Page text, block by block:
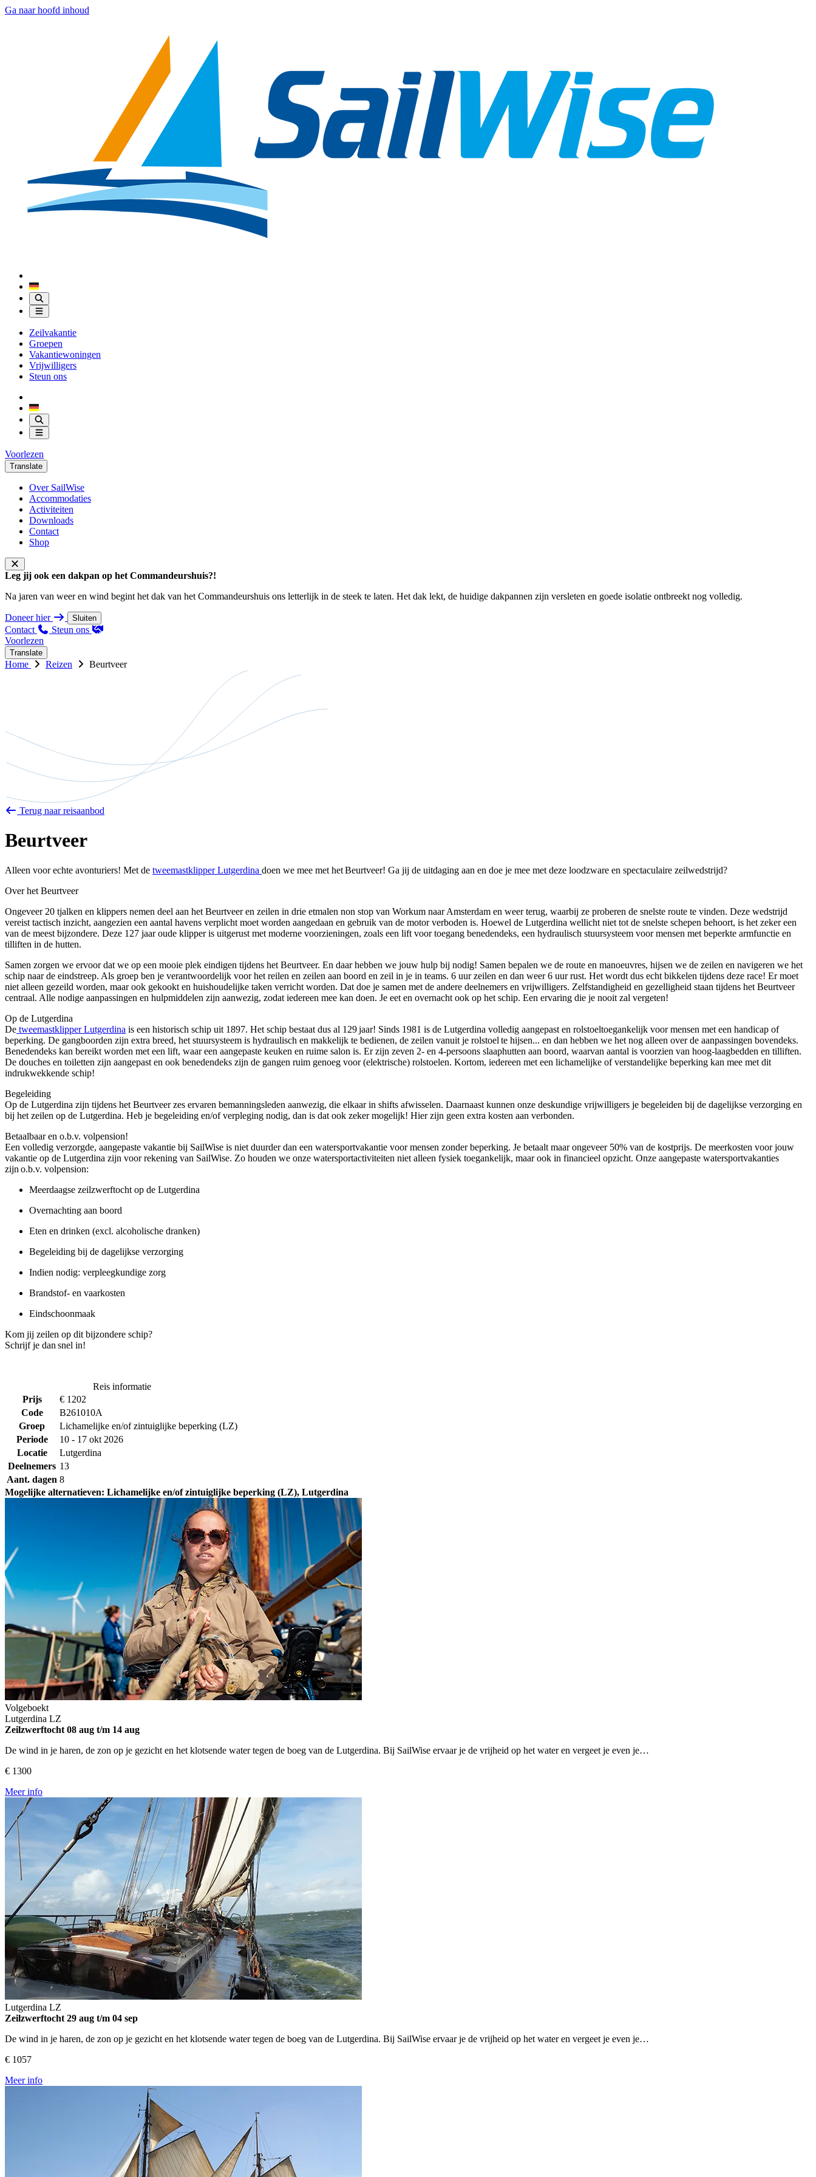
Ga naar hoofd inhoud
Zeilvakantie
Groepen
Vakantiewoningen
Vrijwilligers
Steun ons
Voorlezen
Translate
Over SailWise
Accommodaties
Activiteiten
Downloads
Contact
Shop
Leg jij ook een dakpan op het Commandeurshuis?!
Na jaren van weer en wind begint het dak van het Commandeurshuis ons letterlijk in de steek te laten. Het dak lekt, de huidige dakpannen zijn versleten en goede isolatie ontbreekt nog volledig.
Doneer hier Sluiten
Contact
Steun ons
Voorlezen
Translate
Home Reizen Beurtveer
Terug naar reisaanbod
Beurtveer
Alleen voor echte avonturiers! Met de tweemastklipper Lutgerdina doen we mee met het Beurtveer! Ga jij de uitdaging aan en doe je mee met deze loodzware en spectaculaire zeilwedstrijd?
Over het Beurtveer
Ongeveer 20 tjalken en klippers nemen deel aan het Beurtveer en zeilen in drie etmalen non stop van Workum naar Amsterdam en weer terug, waarbij ze proberen de snelste route te vinden. Deze wedstrijd
vereist tactisch inzicht, aangezien een aantal havens verplicht moet worden aangedaan en gebruik van de motor verboden is. Hoewel de Lutgerdina wellicht niet tot de snelste schepen behoort, is het zeker een
van de meest bijzondere. Deze 127 jaar oude klipper is uitgerust met moderne voorzieningen, zoals een lift voor toegang benedendeks, een hydraulisch stuursysteem voor mensen met beperkte armfunctie en
tilliften in de hutten.
Samen zorgen we ervoor dat we op een mooie plek eindigen tijdens het Beurtveer. En daar hebben we jouw hulp bij nodig! Samen bepalen we de route en manoeuvres, hijsen we de zeilen en navigeren we het
schip naar de eindstreep. Als groep ben je verantwoordelijk voor het reilen en zeilen aan boord en zeil in je in teams. 6 uur zeilen en dan weer 6 uur rust. Het wordt dus echt bikkelen tijdens deze race! Er moet
niet alleen gezeild worden, maar ook gekookt en huishoudelijke taken verricht worden. Dat doe je samen met de andere deelnemers en vrijwilligers. Zelfstandigheid en gezelligheid staan tijdens het Beurtveer
centraal. Alle nodige aanpassingen en hulpmiddelen zijn aanwezig, zodat iedereen mee kan doen. Je eet en overnacht ook op het schip. Een ervaring die je nooit zal vergeten!
Op de Lutgerdina
De tweemastklipper Lutgerdina is een historisch schip uit 1897. Het schip bestaat dus al 129 jaar! Sinds 1981 is de Lutgerdina volledig aangepast en rolstoeltoegankelijk voor mensen met een handicap of
beperking. De gangboorden zijn extra breed, het stuursysteem is hydraulisch en makkelijk te bedienen, de zeilen vanuit je rolstoel te hijsen... en dan hebben we het nog alleen over de aanpassingen bovendeks.
Benedendeks kan bereikt worden met een lift, waar een aangepaste keuken en ruime salon is. Er zijn zeven 2- en 4-persoons slaaphutten aan boord, waarvan aantal is voorzien van hoog-laagbedden en tilliften.
De douches en toiletten zijn aangepast en ook benedendeks zijn de gangen ruim genoeg voor (elektrische) rolstoelen. Kortom, iedereen met een lichamelijke of verstandelijke beperking kan mee met dit
indrukwekkende schip!
Begeleiding
Op de Lutgerdina zijn tijdens het Beurtveer zes ervaren bemanningsleden aanwezig, die elkaar in shifts afwisselen. Daarnaast kunnen onze deskundige vrijwilligers je begeleiden bij de dagelijkse verzorging en
bij het zeilen op de Lutgerdina. Heb je begeleiding en/of verpleging nodig, dan is dat ook zeker mogelijk! Hier zijn geen extra kosten aan verbonden.
Betaalbaar en o.b.v. volpension!
Een volledig verzorgde, aangepaste vakantie bij SailWise is niet duurder dan een watersportvakantie voor mensen zonder beperking. Je betaalt maar ongeveer 50% van de kostprijs. De meerkosten voor jouw
vakantie op de Lutgerdina zijn voor rekening van SailWise. Zo houden we onze watersportactiviteiten niet alleen fysiek toegankelijk, maar ook in financieel opzicht. Onze aangepaste watersportvakanties
zijn o.b.v. volpension:
Meerdaagse zeilzwerftocht op de Lutgerdina
Overnachting aan boord
Eten en drinken (excl. alcoholische dranken)
Begeleiding bij de dagelijkse verzorging
Indien nodig: verpleegkundige zorg
Brandstof- en vaarkosten
Eindschoonmaak
Kom jij zeilen op dit bijzondere schip?
Schrijf je dan snel in!
Reis informatie
Prijs
€ 1202
Code
B261010A
Groep
Lichamelijke en/of zintuiglijke beperking (LZ)
Periode
10 - 17 okt 2026
Locatie
Lutgerdina
Deelnemers 13
Aant. dagen 8
Mogelijke alternatieven: Lichamelijke en/of zintuiglijke beperking (LZ), Lutgerdina
Volgeboekt
Lutgerdina LZ
Zeilzwerftocht 08 aug t/m 14 aug
De wind in je haren, de zon op je gezicht en het klotsende water tegen de boeg van de Lutgerdina. Bij SailWise ervaar je de vrijheid op het water en vergeet je even je…
€ 1300
Meer info
Lutgerdina LZ
Zeilzwerftocht 29 aug t/m 04 sep
De wind in je haren, de zon op je gezicht en het klotsende water tegen de boeg van de Lutgerdina. Bij SailWise ervaar je de vrijheid op het water en vergeet je even je…
€ 1057
Meer info